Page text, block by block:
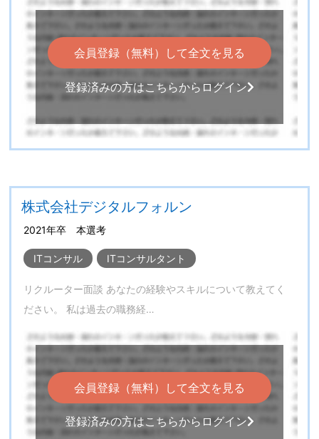
会員登録（無料）して全文を見る
登録済みの方はこちらからログイン
株式会社デジタルフォルン
2021年卒 本選考
ITコンサル ITコンサルタント
リクルーター面談 あなたの経験やスキルについて教えてく
ださい。 私は過去の職務経…
会員登録（無料）して全文を見る
登録済みの方はこちらからログイン